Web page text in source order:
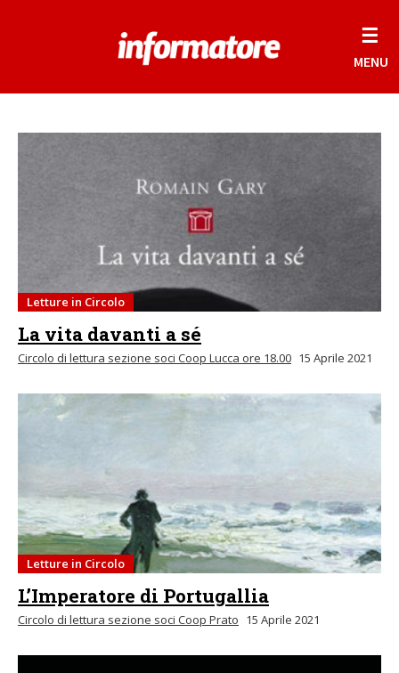
☰
MENU
Letture in Circolo
La vita davanti a sé
Circolo di lettura sezione soci Coop Lucca ore 18.00 15 Aprile 2021
Letture in Circolo
L’Imperatore di Portugallia
Circolo di lettura sezione soci Coop Prato 15 Aprile 2021